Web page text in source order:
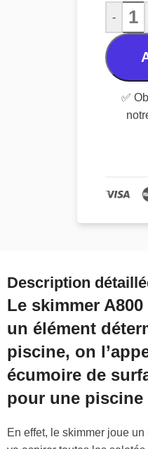
-
✅
Description
Le skimmer
un élément
piscine, on
écumoire de
pour une piscine
En effet, le skimmer joue